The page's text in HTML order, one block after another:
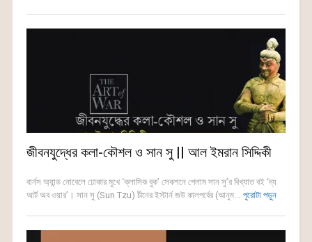
জীবনযুদ্ধের কলা-কৌশল ও সান সু || আল ইমরান সিদ্দিকী
বার্নস অ্যান্ড নোবেলে ঢোকার মুখে ‘ক্লাসিক বুক’ সেকশনে পেলাম সান সু’র বিখ্যাত বই ‘দ্য
আর্ট অব ওয়ার’। সান সু (Sun Tzu) চীনের ইস্টার্ন জউ কালপর্বের (আনুম... পুরোটা পড়ুন